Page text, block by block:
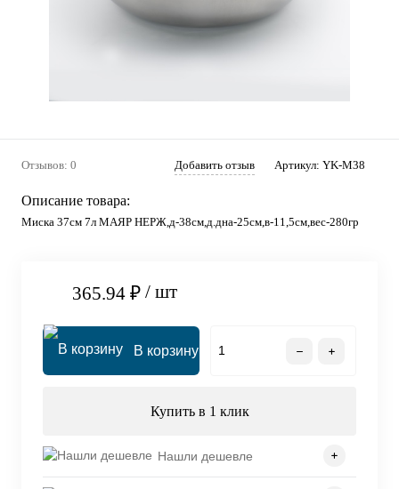
Отзывов: 0 Добавить отзыв Артикул: YK-M38
Описание товара:
Миска 37см 7л МАЯР НЕРЖ,д-38см,д.дна-25см,в-11,5см,вес-280гр
365.94 ₽ / шт
В корзину
Купить в 1 клик
Нашли дешевле